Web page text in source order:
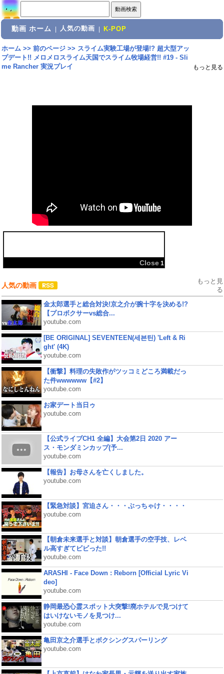
動画 ホーム 人気の動画 K-POP
ホーム>> 前のページ>> スライム実験工場が登場!? 超大型アッ
プデート!! メロメロスライム天国でスライム牧場経営!! #19 - Sli
me Rancher 実況プレイ
もっと見る
Close 1
人気の動画
もっと見
る
金太郎選手と総合対決!京之介が腕十字を決める!?
【プロボクサーvs総合...
youtube.com
[BE ORIGINAL] SEVENTEEN(세븐틴) 'Left & Ri
ght' (4K)
youtube.com
【衝撃】料理の失敗作がツッコミどころ満載だっ
た件wwwwww【#2】
youtube.com
お家デート当日ゥ
youtube.com
【公式ライブCH1 全編】大会第2日 2020 アー
ス・モンダミンカップ(予...
youtube.com
【報告】お母さんを亡くしました。
youtube.com
【緊急対談】宮迫さん・・・ぶっちゃけ・・・・
youtube.com
【朝倉未来選手と対談】朝倉選手の空手技、レベ
ル高すぎてビビった!!
youtube.com
ARASHI - Face Down : Reborn [Official Lyric Vi
deo]
youtube.com
静岡最恐心霊スポット大突撃!廃ホテルで見つけて
はいけないモノを見つけ...
youtube.com
亀田京之介選手とボクシングスパーリング
youtube.com